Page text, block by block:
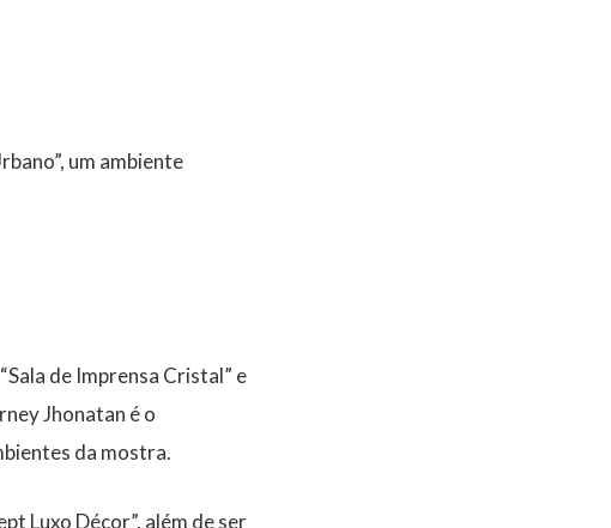
um ambiente
de Imprensa Cristal” e
Jhonatan é o
da mostra.
Luxo Décor”, além de ser